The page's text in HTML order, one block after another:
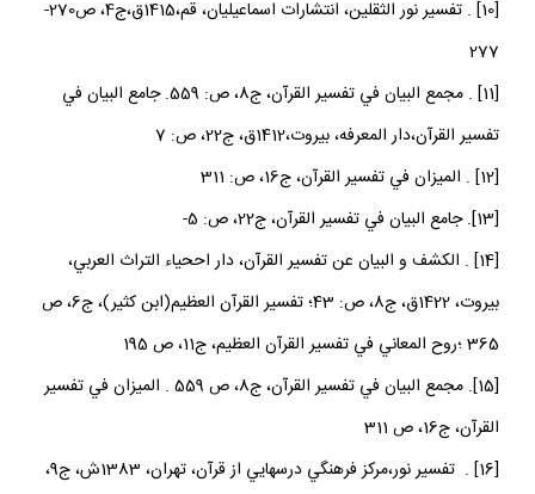
[10] . تفسير نور الثقلين، انتشارات اسماعيليان، قم،1415ق،ج‏4، ص270-
277
[11] . مجمع البيان في تفسير القرآن، ج‏8، ص: 559. جامع البيان في
تفسير القرآن،دار المعرفه، بيروت،1412ق، ج‏22، ص: 7
[12] . الميزان في تفسير القرآن، ج‏16، ص: 311
[13]. جامع البيان في تفسير القرآن، ج‏22، ص: 5-
[14] . الكشف و البيان عن تفسير القرآن، دار اححياء التراث العربي،
بيروت، 1422ق، ج‏8، ص: 43؛ تفسير القرآن العظيم(ابن كثير)، ج‏6، ص
365 ؛روح المعاني في تفسير القرآن العظيم، ج‏11، ص 195
[15]. مجمع البيان في تفسير القرآن، ج‏8، ص 559 . الميزان في تفسير
القرآن، ج‏16، ص 311
[16] . تفسير نور،مركز فرهنگي درسهايي از قرآن، تهران، 1383ش، ج‏9،